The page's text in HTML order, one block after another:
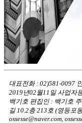
대표전화 : 02)581-0097
2019년02월11일 사업자
백기호 편집인 : 백기호
길 10.2층 213호 (영등포
ossesse@naver.com,